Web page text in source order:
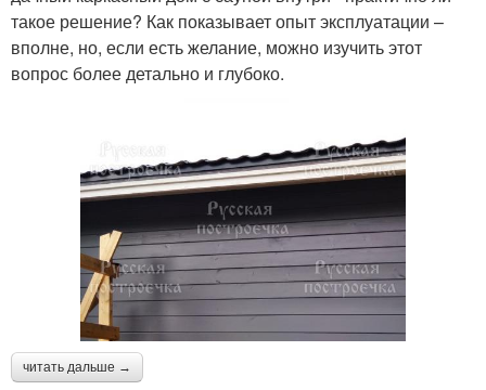
такое решение? Как показывает опыт эксплуатации –
вполне, но, если есть желание, можно изучить этот
вопрос более детально и глубоко.
читать дальше →